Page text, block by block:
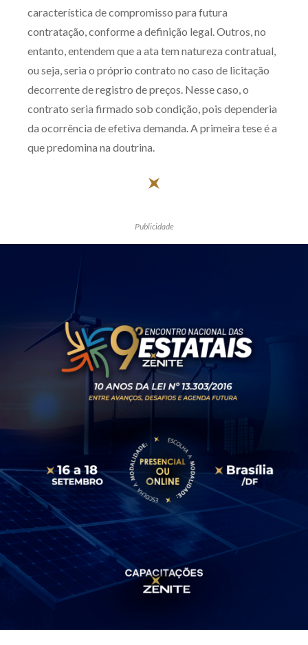
característica de compromisso para futura
contratação, conforme a definição legal. Outros, no
entanto, entendem que a ata tem natureza contratual,
ou seja, seria o próprio contrato no caso de licitação
decorrente de registro de preços. Nesse caso, o
contrato seria firmado sob condição, pois dependeria
da ocorrência de efetiva demanda. A primeira tese é a
que predomina na doutrina.
Publicidade